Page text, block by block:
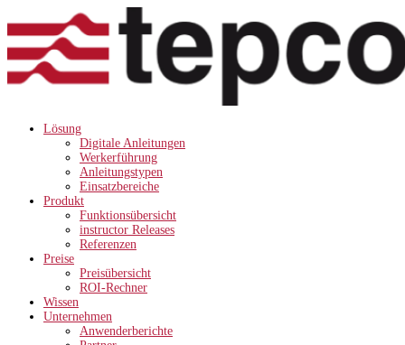
Lösung
Digitale Anleitungen
Werkerführung
Anleitungstypen
Einsatzbereiche
Produkt
Funktionsübersicht
instructor Releases
Referenzen
Preise
Preisübersicht
ROI-Rechner
Wissen
Unternehmen
Anwenderberichte